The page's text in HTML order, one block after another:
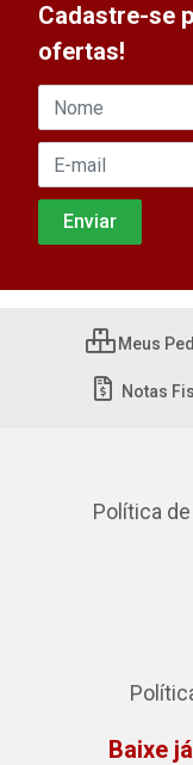
Cadastre-se
ofertas!
Meus
Notas
Política
Baixe